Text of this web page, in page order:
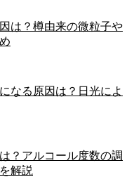
は？樽由来の微粒子や
なる原因は？日光によ
？アルコール度数の調
解説